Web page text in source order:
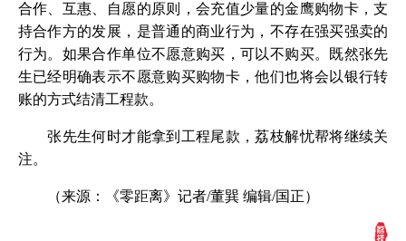
合作、互惠、自愿的原则，会充值少量的金鹰购物卡，支
持合作方的发展，是普通的商业行为，不存在强买强卖的
行为。如果合作单位不愿意购买，可以不购买。既然张先
生已经明确表示不愿意购买购物卡，他们也将会以银行转
账的方式结清工程款。
张先生何时才能拿到工程尾款，荔枝解忧帮将继续关
注。
（来源：《零距离》记者/董巽 编辑/国正）